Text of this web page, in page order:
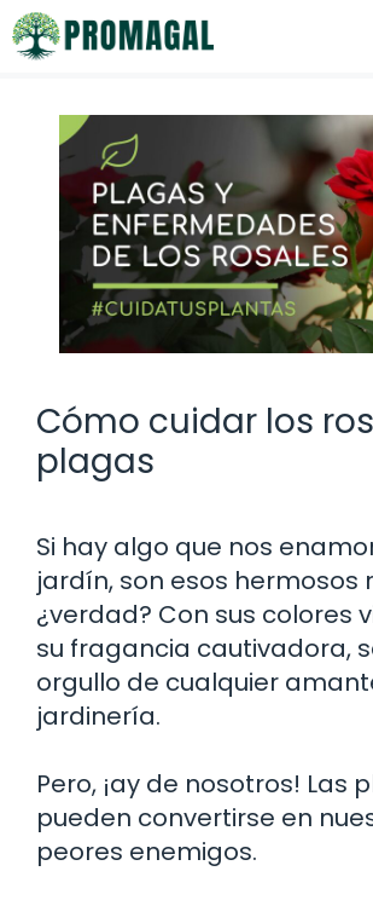
Saltar
al
Cómo cuidar los
plagas
Si hay algo que nos
jardín, son esos hermosos
¿verdad? Con sus colores
su fragancia cautivadora,
orgullo de cualquier
jardinería.
Pero, ¡ay de nosotros! Las
pueden convertirse en
peores enemigos.